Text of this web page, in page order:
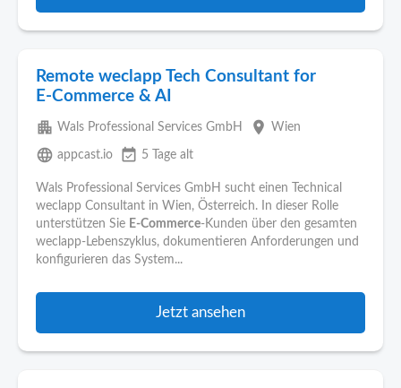
Remote weclapp Tech Consultant for
E‑Commerce & AI
apartment Wals Professional Services GmbH place Wien
language appcast.io event_available 5 Tage alt
Wals Professional Services GmbH sucht einen Technical
weclapp Consultant in Wien, Österreich. In dieser Rolle
unterstützen Sie E-Commerce-Kunden über den gesamten
weclapp-Lebenszyklus, dokumentieren Anforderungen und
konfigurieren das System...
Jetzt ansehen